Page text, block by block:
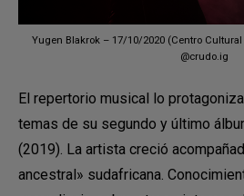
Yugen Blakrok – 17/10/2020 (Centro
@crudo.ig
El repertorio musical lo
temas de su segundo y último
(2019). La artista creció
ancestral» sudafricana.